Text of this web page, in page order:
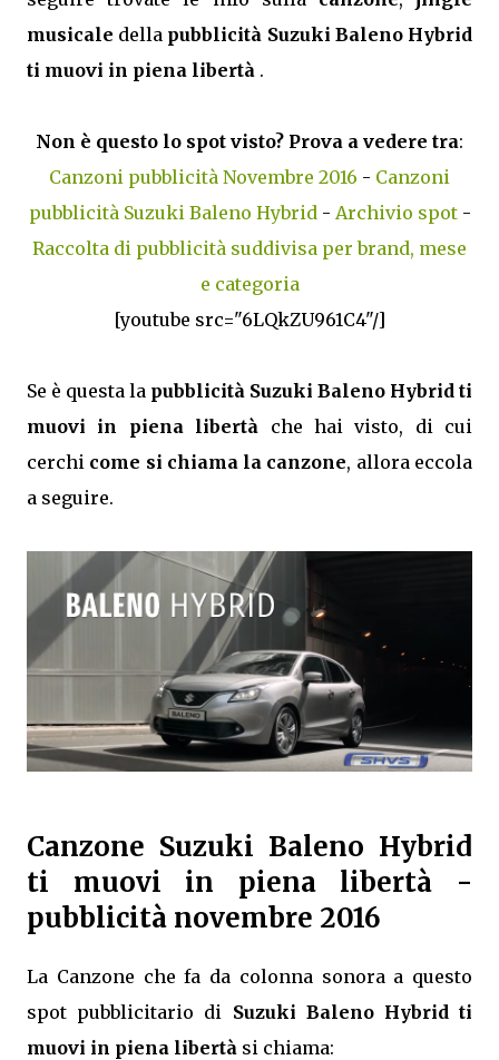
musicale della pubblicità Suzuki Baleno Hybrid
ti muovi in piena libertà .
Non è questo lo spot visto? Prova a vedere tra:
Canzoni pubblicità Novembre 2016 - Canzoni
pubblicità Suzuki Baleno Hybrid- Archivio spot-
Raccolta di pubblicità suddivisa per brand, mese
e categoria
[youtube src="6LQkZU961C4"/]
Se è questa la pubblicità Suzuki Baleno Hybrid ti
muovi in piena libertà che hai visto, di cui
cerchi come si chiama la canzone, allora eccola
a seguire.
Canzone Suzuki Baleno Hybrid
ti muovi in piena libertà -
pubblicità novembre 2016
La Canzone che fa da colonna sonora a questo
spot pubblicitario di Suzuki Baleno Hybrid ti
muovi in piena libertà si chiama: